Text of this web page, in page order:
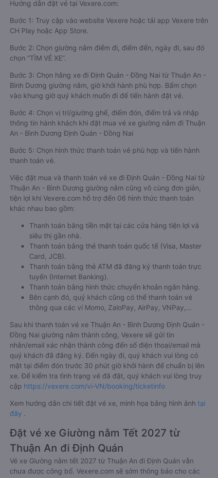
Hướng dẫn đặt vé tại Vexere.com:
Bước 1: Truy cập vào website Vexere hoặc tải app Vexere trên
CH Play hoặc App Store.
Bước 2: Chọn giường nằm điểm đi, điểm đến, ngày đi, sau đó
chọn “TÌM VÉ XE”.
Bước 3: Chọn hãng xe đi Định Quán - Đồng Nai từ Thuận An -
Bình Dương giường nằm, giờ khởi hành phù hợp. Bấm chọn
vào khung giờ quý khách muốn đi để tiến hành đặt vé.
Bước 4: Chọn vị trí/giường ghế, điểm đón, điểm trả và nhập
thông tin hành khách khi đặt mua vé xe giường nằm đi Thuận
An - Bình Dương Định Quán - Đồng Nai
Bước 5: Chọn hình thức thanh toán vé phù hợp và tiến hành
thanh toán vé.
Việc đặt mua và thanh toán vé xe đi Định Quán - Đồng Nai từ
Thuận An - Bình Dương giường nằm cũng vô cùng đơn giản,
tiện lợi khi Vexere.com hỗ trợ đến 06 hình thức thanh toán
khác nhau bao gồm:
Thanh toán bằng tiền mặt tại các cửa hàng tiện lợi và
siêu thị gần nhà.
Thanh toán bằng thẻ thanh toán quốc tế (Visa, Master
Card, JCB).
Thanh toán bằng thẻ ATM đã đăng ký thanh toán trực
tuyến (Internet Banking).
Thanh toán bằng hình thức chuyển khoản ngân hàng.
Bên cạnh đó, quý khách cũng có thể thanh toán vé
thông qua các ví Momo, ZaloPay, AirPay, VNPay,…
Sau khi thanh toán vé xe Thuận An - Bình Dương Định Quán -
Đồng Nai giường nằm thành công, Vexere sẽ gửi tin
nhắn/email xác nhận thành công đến số điện thoại/email mà
quý khách đã đăng ký. Đến ngày đi, quý khách vui lòng có
mặt tại điểm đón trước 30 phút giờ khởi hành để chuẩn bị lên
xe. Để kiểm tra tình trạng vé đã đặt, quý khách vui lòng truy
cập https://vexere.com/vi-VN/booking/ticketinfo
Xem hướng dẫn chi tiết đặt vé xe, minh họa bằng hình ảnh tại
đây .
Đặt vé xe Giường nằm Tết 2027 từ
Thuận An đi Định Quán
Vé xe Giường nằm tết 2027 từ Thuận An đi Định Quán vẫn
chưa được công bố. Vexere.com sẽ sớm thông báo cho các